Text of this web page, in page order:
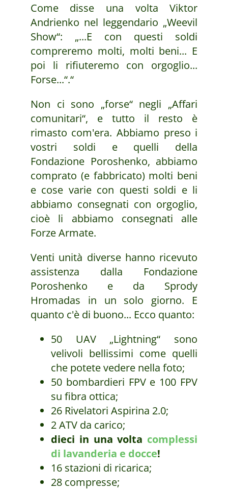
Come disse una volta Viktor
Andrienko nel leggendario „Weevil
Show“: „...E con questi soldi
compreremo molti, molti beni... E
poi li rifiuteremo con orgoglio...
Forse...“.“
Non ci sono „forse“ negli „Affari
comunitari“, e tutto il resto è
rimasto com'era. Abbiamo preso i
vostri soldi e quelli della
Fondazione Poroshenko, abbiamo
comprato (e fabbricato) molti beni
e cose varie con questi soldi e li
abbiamo consegnati con orgoglio,
cioè li abbiamo consegnati alle
Forze Armate.
Venti unità diverse hanno ricevuto
assistenza dalla Fondazione
Poroshenko e da Sprody
Hromadas in un solo giorno. E
quanto c'è di buono... Ecco quanto:
50 UAV „Lightning“ sono
velivoli bellissimi come quelli
che potete vedere nella foto;
50 bombardieri FPV e 100 FPV
su fibra ottica;
26 Rivelatori Aspirina 2.0;
2 ATV da carico;
dieci in una volta complessi
di lavanderia e docce!
16 stazioni di ricarica;
28 compresse;